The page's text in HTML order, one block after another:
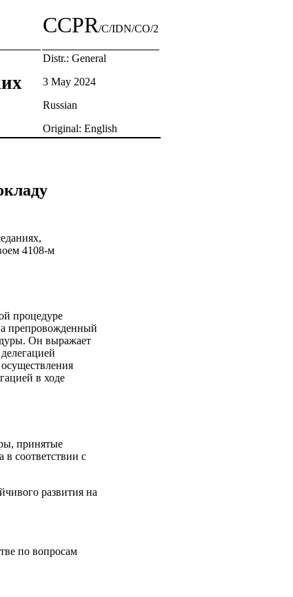
CCPR/C/IDN/CO/2
Distr.: General
3 May 2024
Russian
Original: English
4108-м
процедуре
препровожденный
Он выражает
в ходе
принятые
в соответствии с
развития на
по вопросам